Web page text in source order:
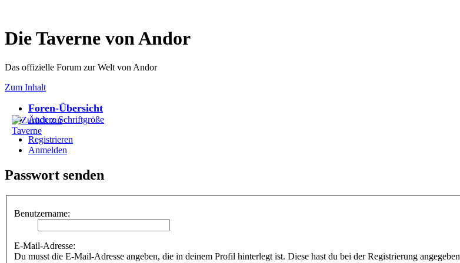
Die Taverne von Andor
Das offizielle Forum zur Welt von Andor
Zum Inhalt
Foren-Übersicht
Ändere Schriftgröße
Registrieren
Anmelden
Passwort senden
Benutzername:
E-Mail-Adresse:
Du musst die E-Mail-Adresse angeben, die in deinem Profil hinterlegt ist. Diese hast du bei der Registrierung angegeben